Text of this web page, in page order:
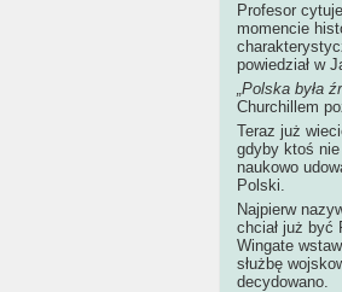
Profesor
momencie
powiedział w
„Polska była
Churchillem
Teraz już
gdyby ktoś nie
naukowo
Polski.
Najpierw
chciał już być
Wingate
służbę
decydowano.